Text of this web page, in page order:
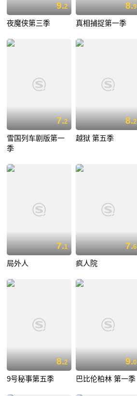
9.2
夜魔侠第三季
8.9
真相捕捉第一季
7.2
雪国列车剧版第一
季
8.2
越狱 第五季
7.1
局外人
7.6
疯人院
8.2
9号秘事第五季
9.0
巴比伦柏林 第一季